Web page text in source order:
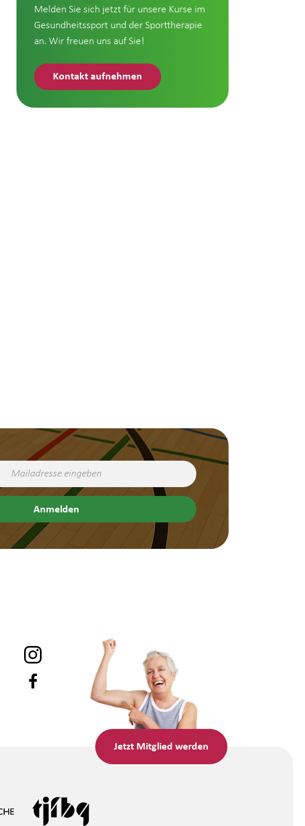
Melden Sie sich jetzt für unsere Kurse im
Gesundheitssport und der Sporttherapie
an. Wir freuen uns auf Sie!
Kontakt aufnehmen
Jetzt Mitglied werden